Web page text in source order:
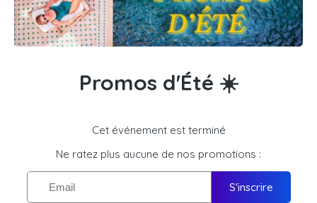
Promos d'Été ☀️
Cet événement est terminé
Ne ratez plus aucune de nos promotions :
S'inscrire